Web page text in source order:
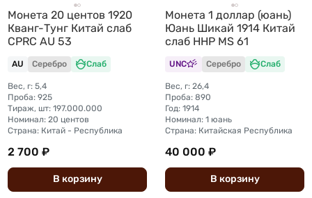
Монета 20 центов 1920
Кванг-Тунг Китай слаб
CPRC AU 53
AU Серебро Слаб
Вес, г: 5,4
Проба: 925
Тираж, шт: 197.000.000
Номинал: 20 центов
Страна: Китай - Республика
2 700 ₽
В корзину
Монета 1 доллар (юань)
Юань Шикай 1914 Китай
слаб ННР MS 61
UNC Серебро Слаб
Вес, г: 26,4
Проба: 890
Год: 1914
Номинал: 1 юань
Страна: Китайская Республика
40 000 ₽
В корзину